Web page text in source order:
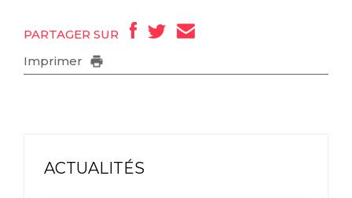
PARTAGER SUR
Imprimer
ACTUALITÉS